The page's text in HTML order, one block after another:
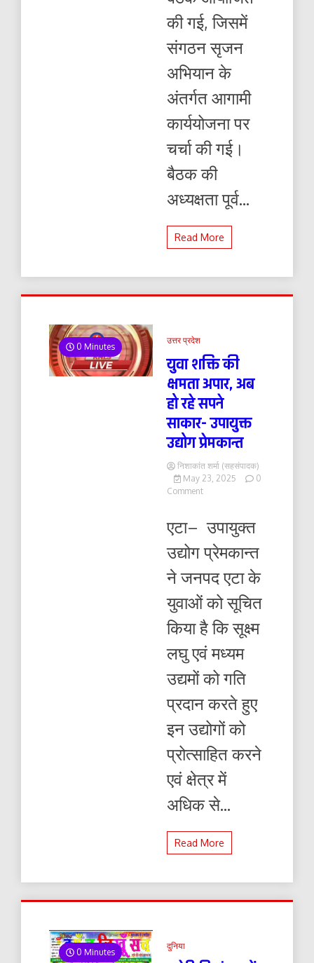
की गई, जिसमें
संगठन सृजन
अभियान के
अंतर्गत आगामी
कार्ययोजना पर
चर्चा की गई।
बैठक की
अध्यक्षता पूर्व...
Read More
0 Minutes
उत्तर प्रदेश
युवा शक्ति की
क्षमता अपार, अब
हो रहे सपने
साकार- उपायुक्त
उद्योग प्रेमकान्त
निशाकांत शर्मा (सहसंपादक)
May 23, 2025
0
Commenton
की
क्षमता
अपार,
हो
सपने
साकार-
उपायुक्त
प्रेमकान्त
एटा– उपायुक्त
उद्योग प्रेमकान्त
ने जनपद एटा के
युवाओं को सूचित
किया है कि सूक्ष्म
लघु एवं मध्यम
उद्यमों को गति
प्रदान करते हुए
इन उद्योगों को
प्रोत्साहित करने
एवं क्षेत्र में
अधिक से...
Read More
0 Minutes
दुनिया